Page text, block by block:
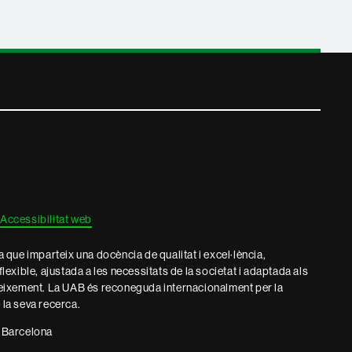
Accessibilitat web
imparteix una docència de qualitat i excel·lència,
ajustada a les necessitats de la societat i adaptada als
La UAB és reconeguda internacionalment per la
seva recerca.